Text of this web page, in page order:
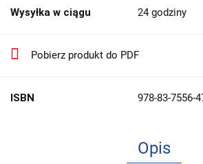
Wysyłka w ciągu 24 godziny
Pobierz produkt do PDF
ISBN 978-83-7556-
Opis